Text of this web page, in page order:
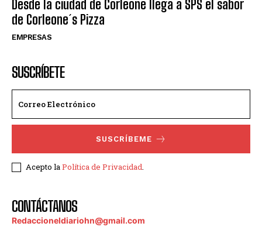
Desde la ciudad de Corleone llega a SPS el sabor
de Corleone´s Pizza
EMPRESAS
SUSCRÍBETE
SUSCRÍBEME
Acepto laPolítica de Privacidad.
CONTÁCTANOS
Redaccioneldiariohn@gmail.com